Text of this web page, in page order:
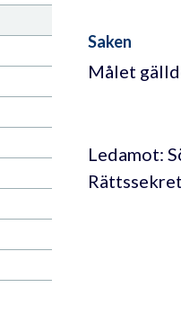
Saken
Målet
Ledamot: